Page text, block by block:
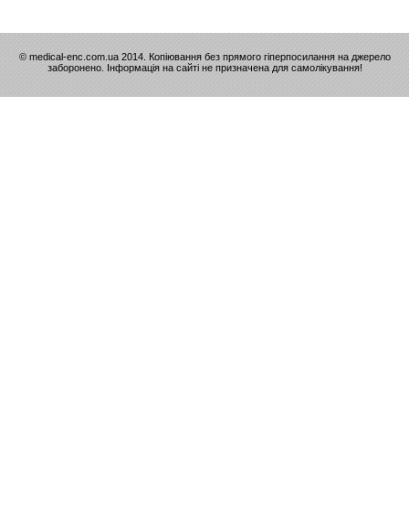
© medical-enc.com.ua 2014. Копіювання без прямого гіперпосилання на джерело
заборонено. Інформація на сайті не призначена для самолікування!